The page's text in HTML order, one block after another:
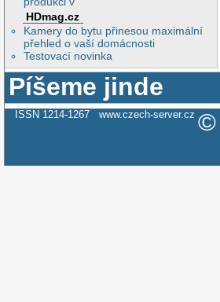
HDmag.cz
Kamery do bytu přinesou maximální
přehled o vaší domácnosti
Testovací novinka
Píšeme jinde
ISSN 1214-1267 www.czech-server.cz ©